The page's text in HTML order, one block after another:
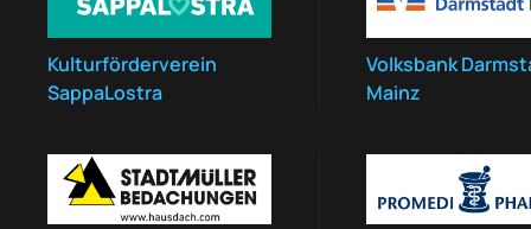
Kulturförderverein
SappaLostra
Volksbank
Mainz